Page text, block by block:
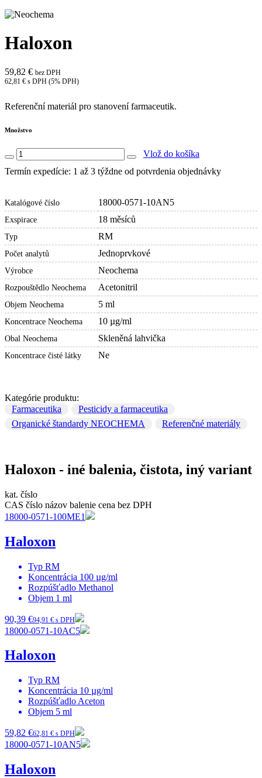
Haloxon
59,82 € bez DPH
62,81 € s DPH (5% DPH)
Referenční materiál pro stanovení farmaceutik.
Množstvo
Vlož do košíka
Termín expedície: 1 až 3 týždne od potvrdenia objednávky
Katalógové číslo 18000-0571-10AN5
Exspirace 18 měsíců
Typ RM
Počet analytů Jednoprvkové
Výrobce Neochema
Rozpouštědlo Neochema Acetonitril
Objem Neochema 5 ml
Koncentrace Neochema 10 µg/ml
Obal Neochema Skleněná lahvička
Koncentrace čisté látky Ne
Kategórie produktu:
Farmaceutika
Pesticidy a farmaceutika
Organické štandardy NEOCHEMA
Referenčné materiály
Haloxon - iné balenia, čistota, iný variant
kat. číslo
CAS číslo názov balenie cena bez DPH
18000-0571-100ME1
Haloxon
Typ RM
Koncentrácia 100 µg/ml
Rozpúšťadlo Methanol
Objem 1 ml
90,39 €94,91 € s DPH
18000-0571-10AC5
Haloxon
Typ RM
Koncentrácia 10 µg/ml
Rozpúšťadlo Aceton
Objem 5 ml
59,82 €62,81 € s DPH
18000-0571-10AN5
Haloxon